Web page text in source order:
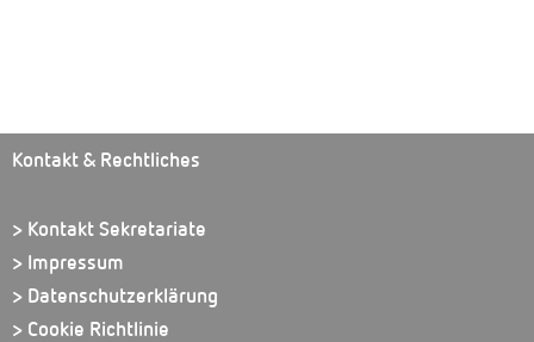
Kontakt & Rechtliches
> Kontakt Sekretariate
> Impressum
> Datenschutzerklärung
> Cookie Richtlinie